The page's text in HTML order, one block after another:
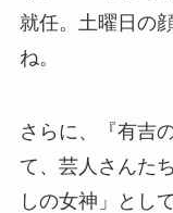
就任。土曜日の
ね。
さらに、『有吉
て、芸人さんた
しの女神」とし